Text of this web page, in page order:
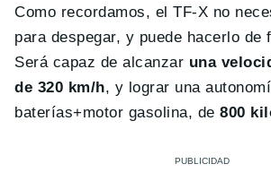
Como recordamos, el TF-X no
para despegar, y puede hacerlo de
Será capaz de alcanzar una
de 320 km/h, y lograr una
baterías+motor gasolina, de 800